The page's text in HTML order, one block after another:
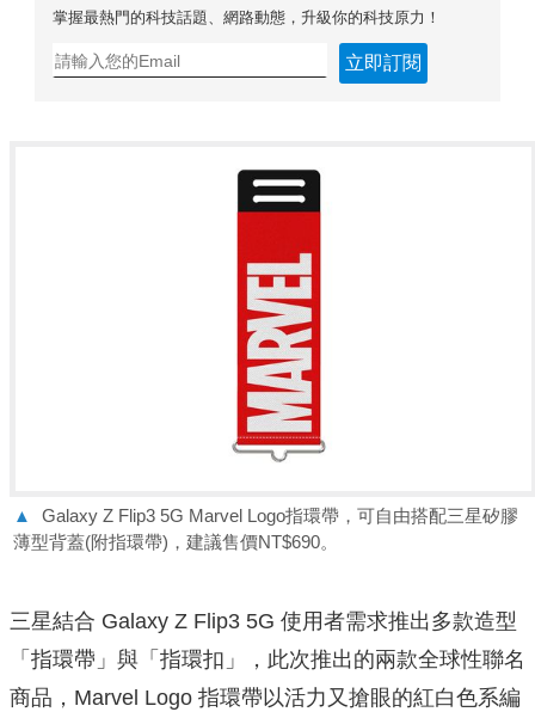
掌握最熱門的科技話題、網路動態，升級你的科技原力！
立即訂閱
▲
Galaxy Z Flip3 5G Marvel Logo指環帶，可自由搭配三星矽膠
薄型背蓋(附指環帶)， 建議售價NT$690。
三星結合 Galaxy Z Flip3 5G 使用者需求推出多款造型
「指環帶」與「指環扣」，此次推出的兩款全球性聯名
商品，Marvel Logo 指環帶以活力又搶眼的紅白色系編